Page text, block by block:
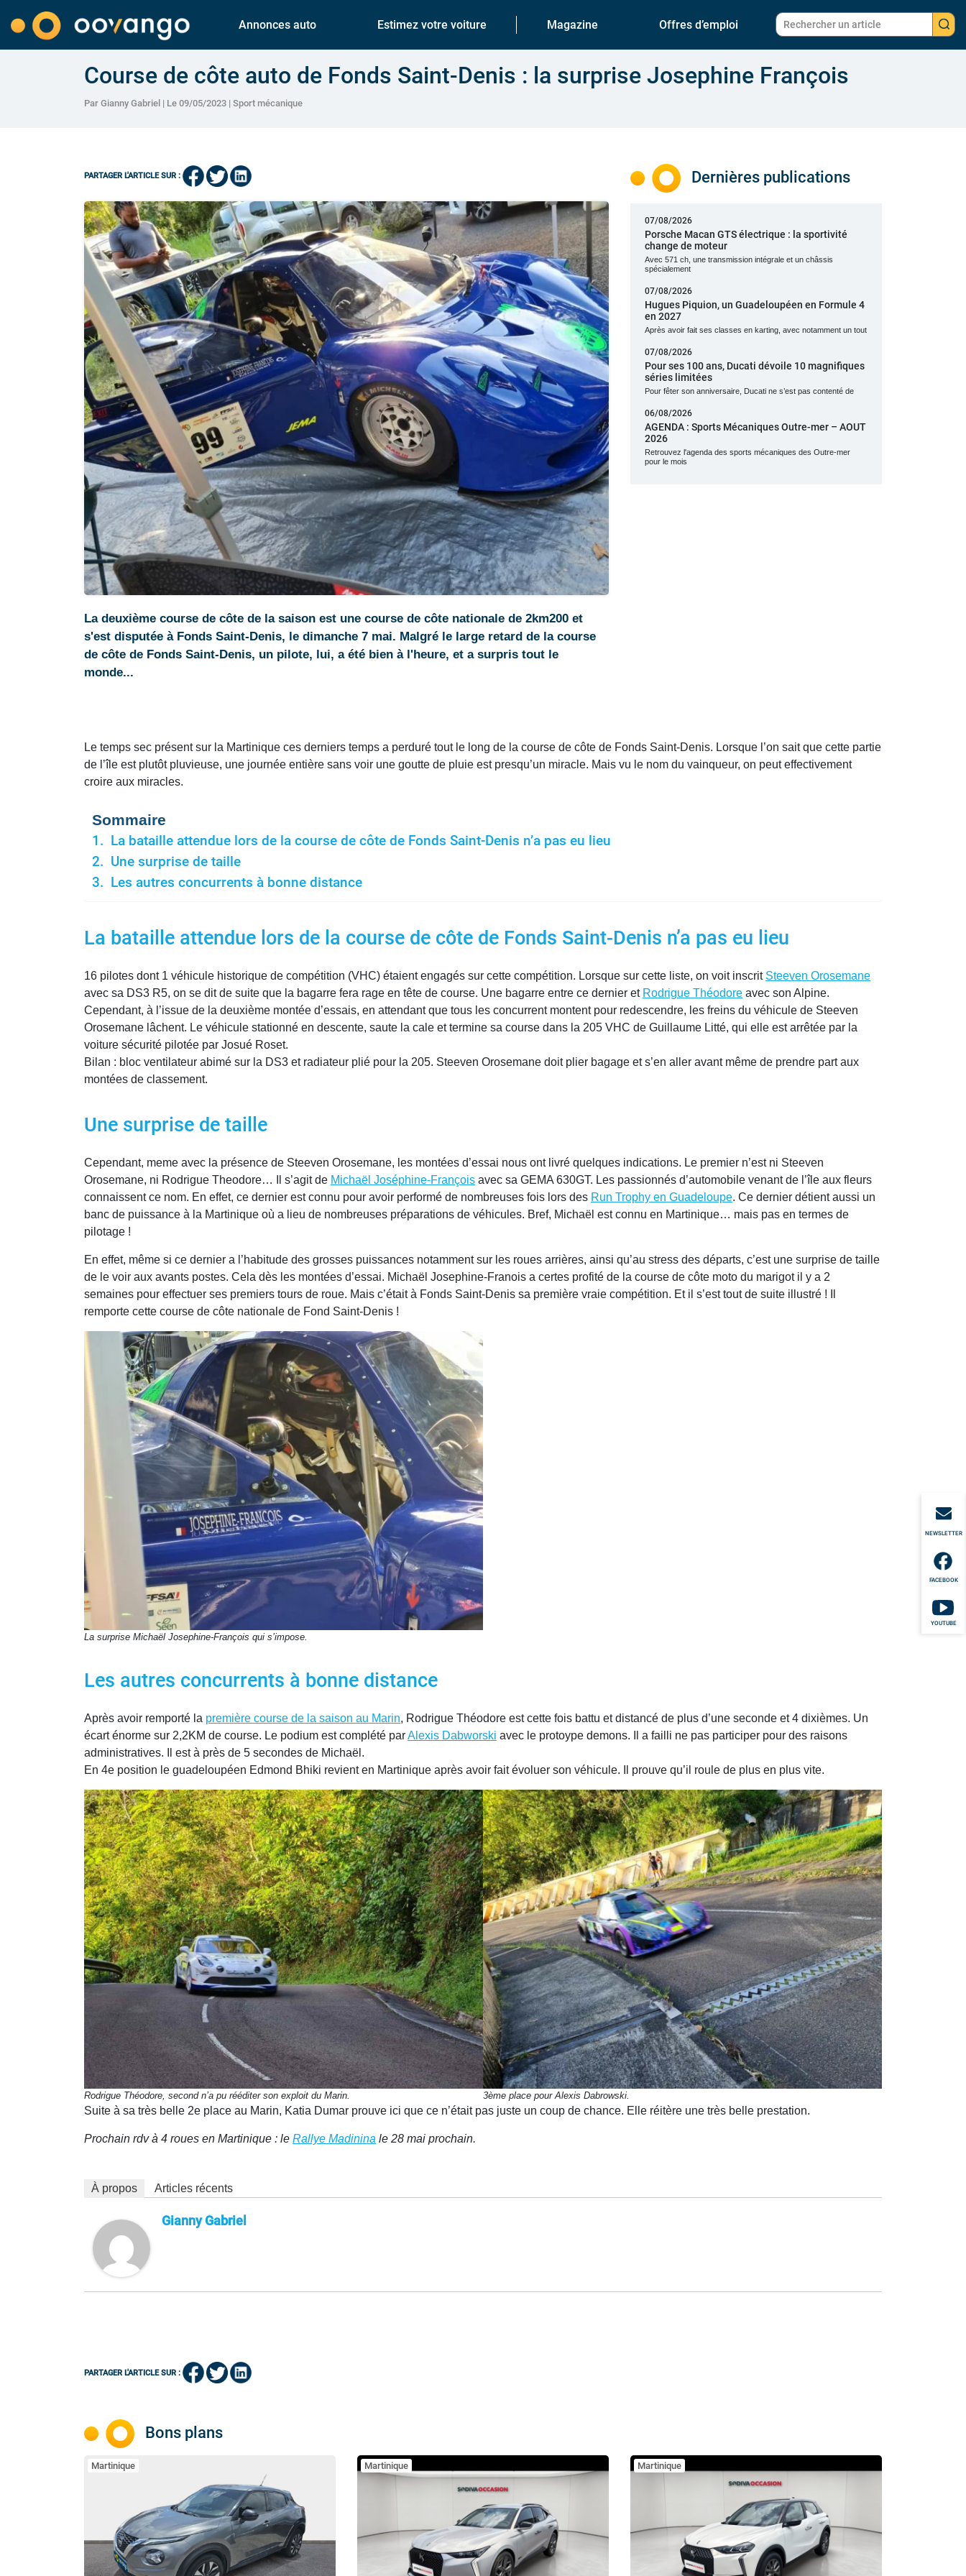
Annonces auto Estimez votre voiture Magazine Offres d’emploi
NEWSLETTER
FACEBOOK
YOUTUBE
Course de côte auto de Fonds Saint-Denis : la surprise Josephine François
Par Gianny Gabriel | Le 09/05/2023 | Sport mécanique
PARTAGER L'ARTICLE SUR :
La deuxième course de côte de la saison est une course de côte nationale de 2km200 et
s'est disputée à Fonds Saint-Denis, le dimanche 7 mai. Malgré le large retard de la course
de côte de Fonds Saint-Denis, un pilote, lui, a été bien à l'heure, et a surpris tout le
monde...
Dernières publications
07/08/2026
Porsche Macan GTS électrique : la sportivité
change de moteur
Avec 571 ch, une transmission intégrale et un châssis
spécialement
07/08/2026
Hugues Piquion, un Guadeloupéen en Formule 4
en 2027
Après avoir fait ses classes en karting, avec notamment un tout
07/08/2026
Pour ses 100 ans, Ducati dévoile 10 magnifiques
séries limitées
Pour fêter son anniversaire, Ducati ne s’est pas contenté de
06/08/2026
AGENDA : Sports Mécaniques Outre-mer – AOUT
2026
Retrouvez l'agenda des sports mécaniques des Outre-mer
pour le mois
Le temps sec présent sur la Martinique ces derniers temps a perduré tout le long de la course de côte de Fonds Saint-Denis. Lorsque l’on sait que cette partie
de l’île est plutôt pluvieuse, une journée entière sans voir une goutte de pluie est presqu’un miracle. Mais vu le nom du vainqueur, on peut effectivement
croire aux miracles.
Sommaire
La bataille attendue lors de la course de côte de Fonds Saint-Denis n’a pas eu lieu
Une surprise de taille
Les autres concurrents à bonne distance
La bataille attendue lors de la course de côte de Fonds Saint-Denis n’a pas eu lieu
16 pilotes dont 1 véhicule historique de compétition (VHC) étaient engagés sur cette compétition. Lorsque sur cette liste, on voit inscrit Steeven Orosemane
avec sa DS3 R5, on se dit de suite que la bagarre fera rage en tête de course. Une bagarre entre ce dernier et Rodrigue Théodore avec son Alpine.
Cependant, à l’issue de la deuxième montée d’essais, en attendant que tous les concurrent montent pour redescendre, les freins du véhicule de Steeven
Orosemane lâchent. Le véhicule stationné en descente, saute la cale et termine sa course dans la 205 VHC de Guillaume Litté, qui elle est arrêtée par la
voiture sécurité pilotée par Josué Roset.
Bilan : bloc ventilateur abimé sur la DS3 et radiateur plié pour la 205. Steeven Orosemane doit plier bagage et s’en aller avant même de prendre part aux
montées de classement.
Une surprise de taille
Cependant, meme avec la présence de Steeven Orosemane, les montées d’essai nous ont livré quelques indications. Le premier n’est ni Steeven
Orosemane, ni Rodrigue Theodore… Il s’agit de Michaël Joséphine-François avec sa GEMA 630GT. Les passionnés d’automobile venant de l’île aux fleurs
connaissent ce nom. En effet, ce dernier est connu pour avoir performé de nombreuses fois lors des Run Trophy en Guadeloupe. Ce dernier détient aussi un
banc de puissance à la Martinique où a lieu de nombreuses préparations de véhicules. Bref, Michaël est connu en Martinique… mais pas en termes de
pilotage !
En effet, même si ce dernier a l’habitude des grosses puissances notamment sur les roues arrières, ainsi qu’au stress des départs, c’est une surprise de taille
de le voir aux avants postes. Cela dès les montées d’essai. Michaël Josephine-Franois a certes profité de la course de côte moto du marigot il y a 2
semaines pour effectuer ses premiers tours de roue. Mais c’était à Fonds Saint-Denis sa première vraie compétition. Et il s’est tout de suite illustré ! Il
remporte cette course de côte nationale de Fond Saint-Denis !
La surprise Michaël Josephine-François qui s’impose.
Les autres concurrents à bonne distance
Après avoir remporté la première course de la saison au Marin, Rodrigue Théodore est cette fois battu et distancé de plus d’une seconde et 4 dixièmes. Un
écart énorme sur 2,2KM de course. Le podium est complété parAlexis Dabworski avec le protoype demons. Il a failli ne pas participer pour des raisons
administratives. Il est à près de 5 secondes de Michaël.
En 4e position le guadeloupéen Edmond Bhiki revient en Martinique après avoir fait évoluer son véhicule. Il prouve qu’il roule de plus en plus vite.
Rodrigue Théodore, second n’a pu rééditer son exploit du Marin. 3ème place pour Alexis Dabrowski.
Suite à sa très belle 2e place au Marin, Katia Dumar prouve ici que ce n’était pas juste un coup de chance. Elle réitère une très belle prestation.
Prochain rdv à 4 roues en Martinique : le Rallye Madinina le 28 mai prochain.
À propos Articles récents
Gianny Gabriel
PARTAGER L'ARTICLE SUR :
Bons plans
Martinique Martinique Martinique